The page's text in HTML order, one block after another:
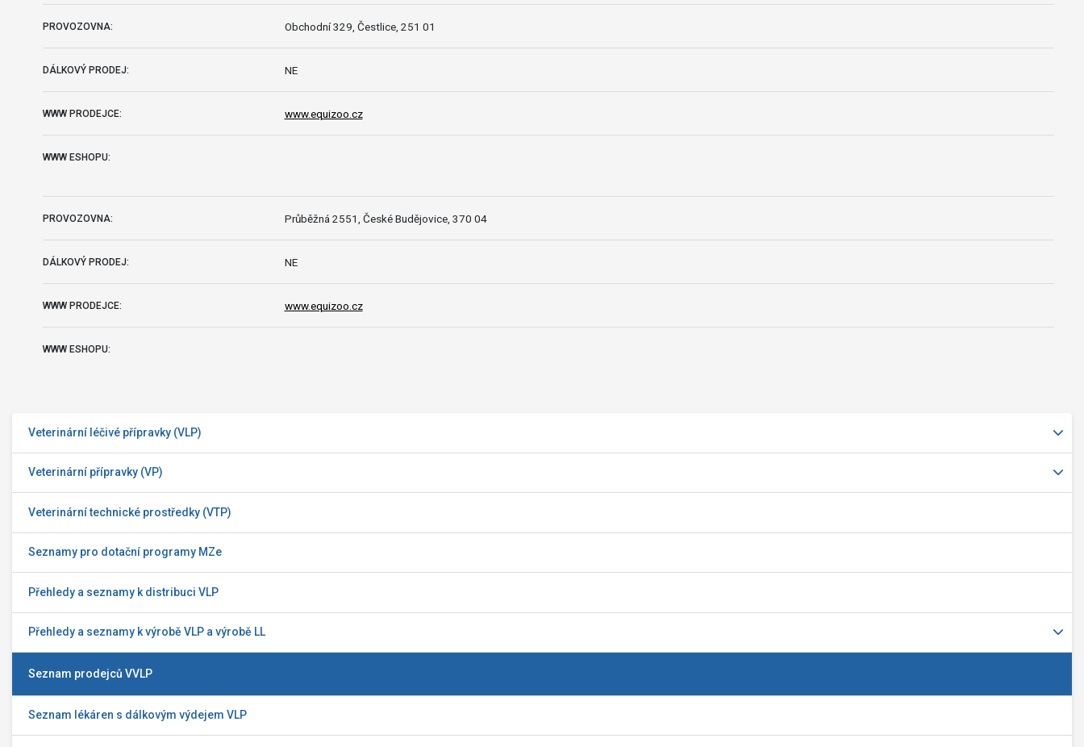
Veterinární léčivé přípravky (VLP)
Veterinární přípravky (VP)
Veterinární technické prostředky (VTP)
Seznamy pro dotační programy MZe
Přehledy a seznamy k distribuci VLP
Přehledy a seznamy k výrobě VLP a výrobě LL
Seznam prodejců VVLP
Seznam lékáren s dálkovým výdejem VLP
PROVOZOVNA: Obchodní 329, Čestlice, 251 01
DÁLKOVÝ PRODEJ: NE
WWW PRODEJCE: www.equizoo.cz
WWW ESHOPU:
PROVOZOVNA: Průběžná 2551, České Budějovice, 370 04
DÁLKOVÝ PRODEJ: NE
WWW PRODEJCE: www.equizoo.cz
WWW ESHOPU: